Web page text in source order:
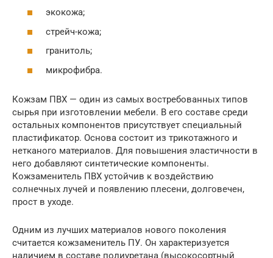
экокожа;
стрейч-кожа;
гранитоль;
микрофибра.
Кожзам ПВХ — один из самых востребованных типов
сырья при изготовлении мебели. В его составе среди
остальных компонентов присутствует специальный
пластификатор. Основа состоит из трикотажного и
нетканого материалов. Для повышения эластичности в
него добавляют синтетические компоненты.
Кожзаменитель ПВХ устойчив к воздействию
солнечных лучей и появлению плесени, долговечен,
прост в уходе.
Одним из лучших материалов нового поколения
считается кожзаменитель ПУ. Он характеризуется
наличием в составе полиуретана (высокосортный